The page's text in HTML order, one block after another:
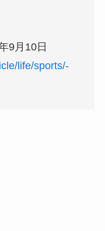
9月10日
life/sports/-